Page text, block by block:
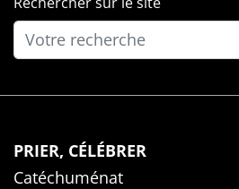
PRIER, CÉLÉBRER
Catéchuménat